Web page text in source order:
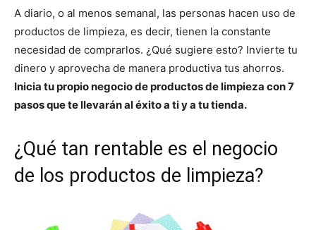
A diario, o al menos semanal, las personas hacen uso de
productos de limpieza, es decir, tienen la constante
necesidad de comprarlos. ¿Qué sugiere esto? Invierte tu
dinero y aprovecha de manera productiva tus ahorros.
Inicia tu propio negocio de productos de limpieza con 7
pasos que te llevarán al éxito a ti y a tu tienda.
¿Qué tan rentable es el negocio
de los productos de limpieza?